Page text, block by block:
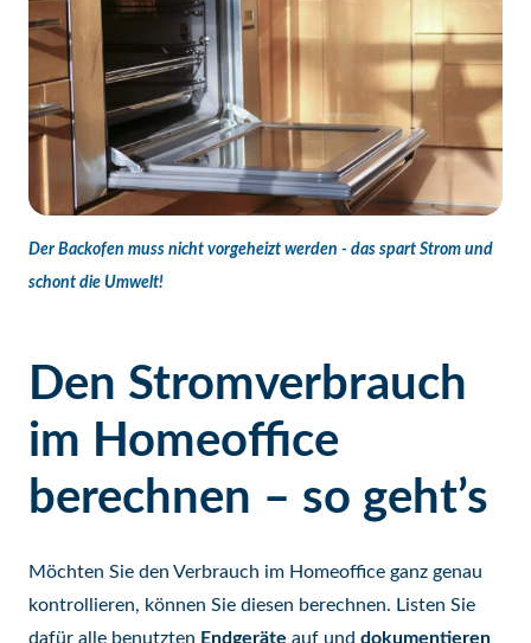
Der Backofen muss nicht vorgeheizt werden - das spart Strom und
schont die Umwelt!
Den Stromverbrauch
im Homeoffice
berechnen – so geht’s
Möchten Sie den Verbrauch im Homeoffice ganz genau
kontrollieren, können Sie diesen berechnen. Listen Sie
dafür alle benutzten Endgeräte auf und dokumentieren